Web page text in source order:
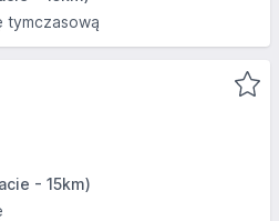
tymczasową
- 15km)